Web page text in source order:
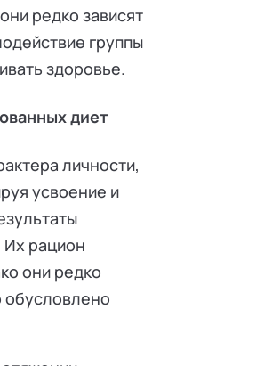
редко зависят
группы
здоровье.
диет
личности,
усвоение и
рацион
они редко
обусловлено